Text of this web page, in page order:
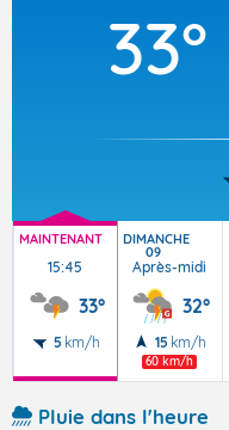
33°
MAINTENANT
15:45
33°
5 km/h
DIMANCHE
09
Après-midi
32°
15 km/h
60 km/h
Pluie dans l'heure